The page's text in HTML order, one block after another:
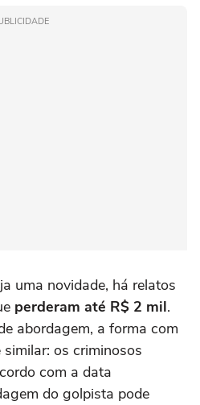
uma novidade, há relatos
perderam até R$ 2 mil.
abordagem, a forma com
os criminosos
com a data
do golpista pode